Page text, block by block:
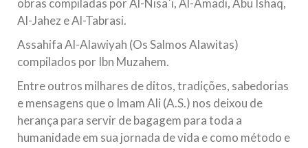
obras compiladas por Al-Nisa´i, Al-Amadi, Abu Ishaq,
Al-Jahez e Al-Tabrasi.
Assahifa Al-Alawiyah (Os Salmos Alawitas)
compilados por Ibn Muzahem.
Entre outros milhares de ditos, tradições, sabedorias
e mensagens que o Imam Ali (A.S.) nos deixou de
herança para servir de bagagem para toda a
humanidade em sua jornada de vida e como método e